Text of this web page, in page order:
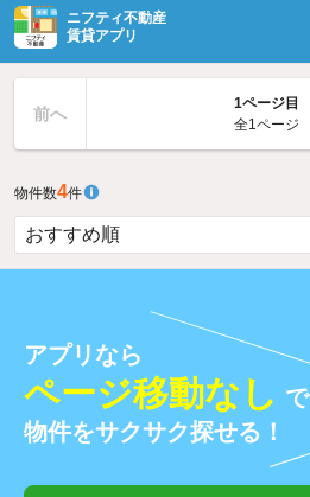
ニフティ不動産
賃貸アプリ
前へ
1ページ目
全1ページ
物件数4件
アプリなら
ページ移動なし で
物件をサクサク探せる！